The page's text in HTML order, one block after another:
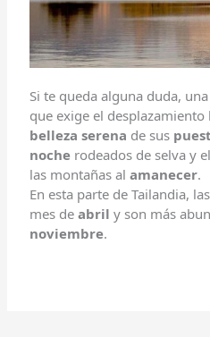
Si te queda alguna duda,
que exige el
belleza serena de sus
noche rodeados de selva y
las montañas alamanecer.
En esta parte de Tailandia, las
mes deabril y son más
noviembre.